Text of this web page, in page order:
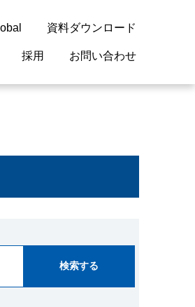
閉じる
資料ダウンロード
採用 お問い合わせ